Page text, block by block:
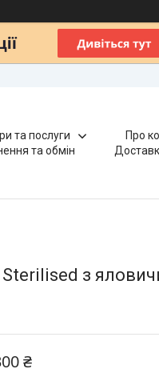
та послуги Про
та обмін
з
₴